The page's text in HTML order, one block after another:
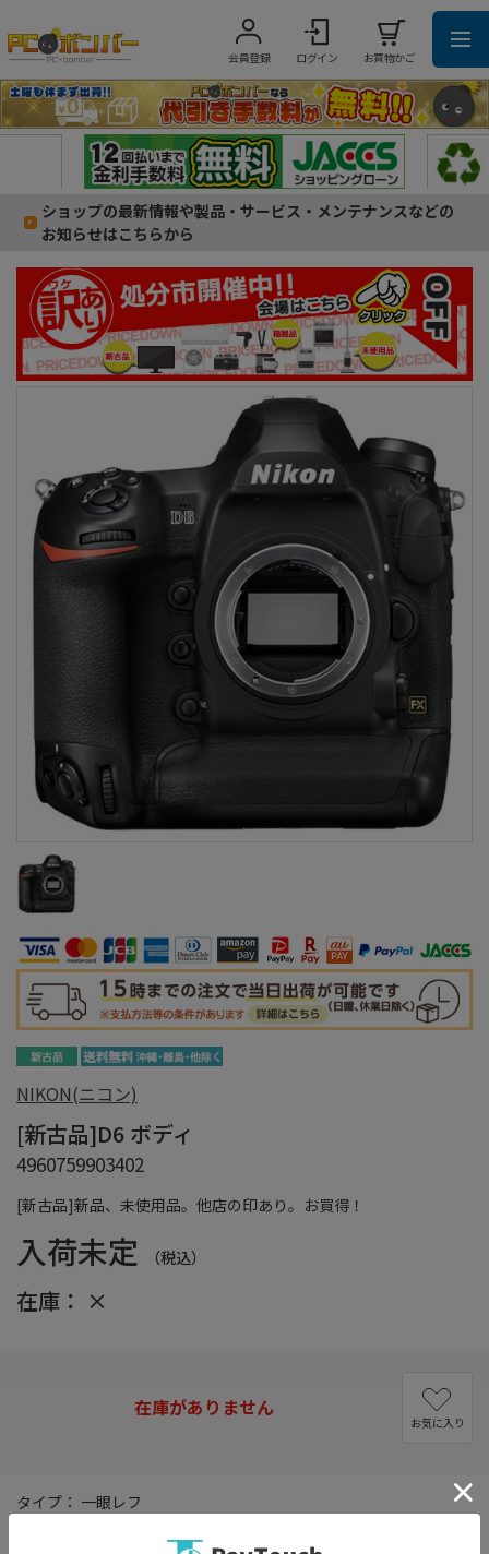
会員登録 ログイン お買物かご
ショップの最新情報や製品・サービス・メンテナンスなどの
お知らせはこちらから
[新古品]新品、未使用品。他店の印あり。お買得！
NIKON(ニコン)
[新古品]D6 ボディ
4960759903402
入荷未定 （税込）
在庫： ×
在庫がありません
お気に入り
タイプ： 一眼レフ
画素数： 2133万画素(総画素)/2082万画素(有効画素)